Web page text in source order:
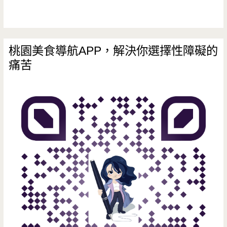
桃園美食導航APP，解決你選擇性障礙的
痛苦